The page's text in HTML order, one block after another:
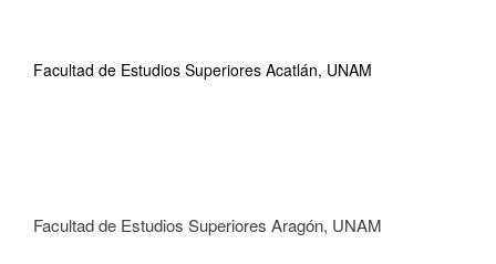
Facultad de Estudios Superiores Acatlán, UNAM
Facultad de Estudios Superiores Aragón, UNAM